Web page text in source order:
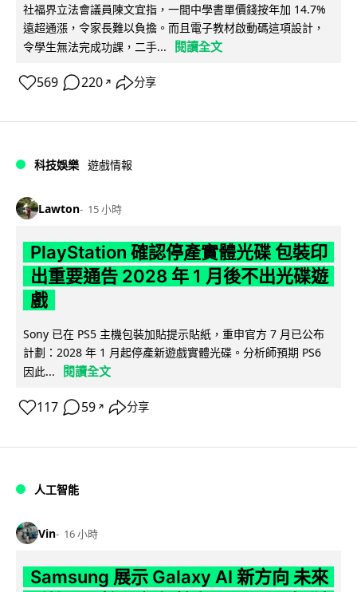
社福界立法會議員陳文宜指，一間中學書單價錢按年加 14.7%
遠超通漲，令家長難以負擔。而且電子教材啟動碼這項設計，
令學生無法完成功課，二手...
閱讀全文
569 220 ↗ 分享
科技娛樂 遊戲情報
Lawton 15 小時
PlayStation 確認停產實體光碟 包裝印
出重要通告 2028 年 1 月後不出光碟遊
戲
Sony 已在 PS5 主機包裝加貼提示貼紙，重申官方 7 月已公布
計劃：2028 年 1 月起停產新遊戲實體光碟。分析師預期 PS6
因此...
閱讀全文
117 59 ↗ 分享
人工智能
Vin 16 小時
Samsung 展示 Galaxy AI 新方向 未來